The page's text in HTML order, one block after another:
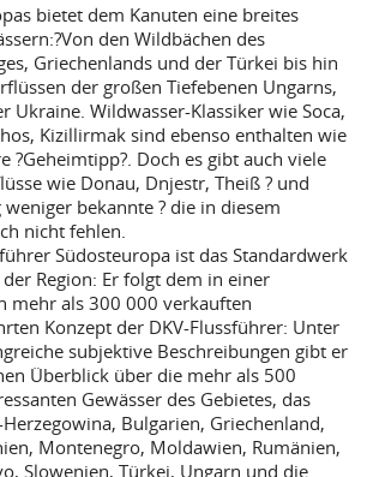
bietet dem Kanuten eine breites
den Wildbächen des
Griechenlands und der Türkei bis hin
der großen Tiefebenen Ungarns,
Ukraine. Wildwasser-Klassiker wie Soca,
Kizillirmak sind ebenso enthalten wie
?Geheimtipp?. Doch es gibt auch viele
wie Donau, Dnjestr, Theiß ? und
bekannte ? die in diesem
nicht fehlen.
Südosteuropa ist das Standardwerk
Region: Er folgt dem in einer
mehr als 300 000 verkauften
Konzept der DKV-Flussführer: Unter
subjektive Be­schreibungen gibt er
Überblick über die mehr als 500
Gewässer des Gebietes, das
Bulgarien, Griechenland,
Montenegro, Moldawien, Rumänien,
Slowenien, Türkei, Ungarn und die